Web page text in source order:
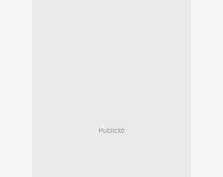
Publicité